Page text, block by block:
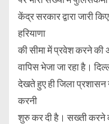
केंद्र सरकार द्वारा जारी
हरियाणा
की सीमा में प्रवेश करने की
वापिस भेजा जा रहा है।
देखते हुए ही जिला
करनी
शुरु कर दी है। सख्ती करने